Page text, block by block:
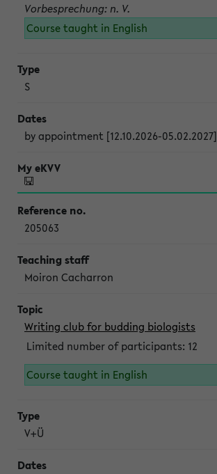
Vorbesprechung: n. V.
Course taught in English
S
by appointment [12.10.2026-05.02.2027]
205063
Moiron Cacharron
Writing club for budding biologists
Limited number of participants: 12
Course taught in English
V+Ü